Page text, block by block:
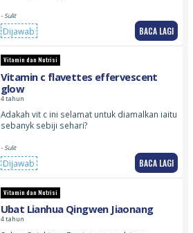
- Sulit
Dijawab BACA LAGI
Vitamin dan Nutrisi
Vitamin c flavettes effervescent
glow
4 tahun
Adakah vit c ini selamat untuk diamalkan iaitu
sebanyk sebiji sehari?
- Sulit
Dijawab BACA LAGI
Vitamin dan Nutrisi
Ubat Lianhua Qingwen Jiaonang
4 tahun